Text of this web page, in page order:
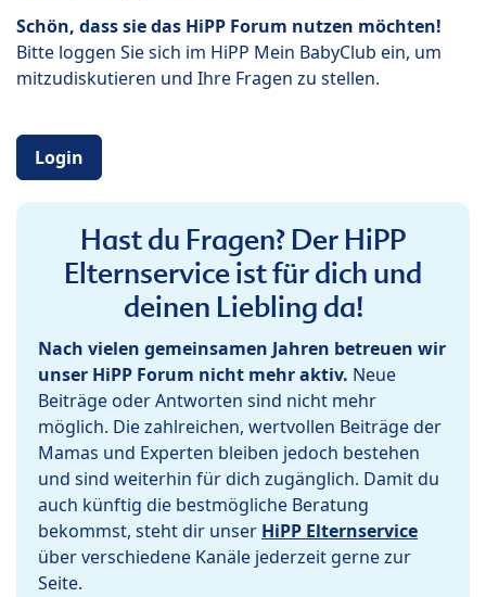
Schön, dass sie das HiPP Forum nutzen möchten!
Bitte loggen Sie sich im HiPP Mein BabyClub ein, um
mitzudiskutieren und Ihre Fragen zu stellen.
Login
Hast du Fragen? Der HiPP
Elternservice ist für dich und
deinen Liebling da!
Nach vielen gemeinsamen Jahren betreuen wir
unser HiPP Forum nicht mehr aktiv. Neue
Beiträge oder Antworten sind nicht mehr
möglich. Die zahlreichen, wertvollen Beiträge der
Mamas und Experten bleiben jedoch bestehen
und sind weiterhin für dich zugänglich. Damit du
auch künftig die bestmögliche Beratung
bekommst, steht dir unser HiPP Elternservice
über verschiedene Kanäle jederzeit gerne zur
Seite.